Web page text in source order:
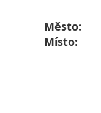
Město:
Místo: